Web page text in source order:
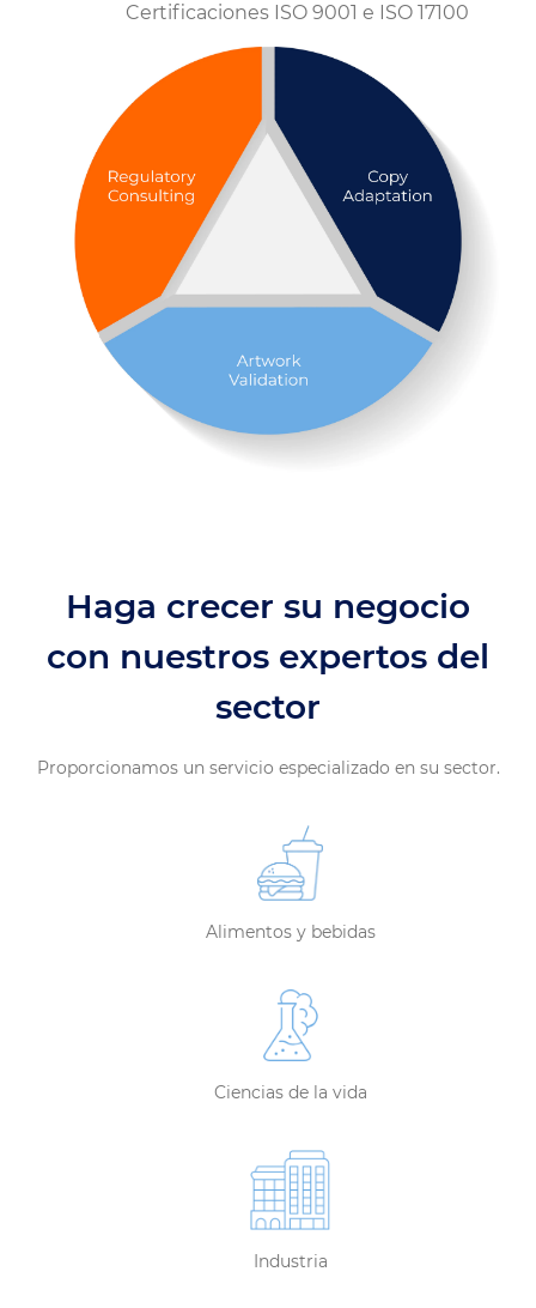
Certificaciones ISO 9001 e ISO 17100
Haga crecer su negocio
con nuestros expertos del
sector
Proporcionamos un servicio especializado en su sector.
Alimentos y bebidas
Ciencias de la vida
Industria